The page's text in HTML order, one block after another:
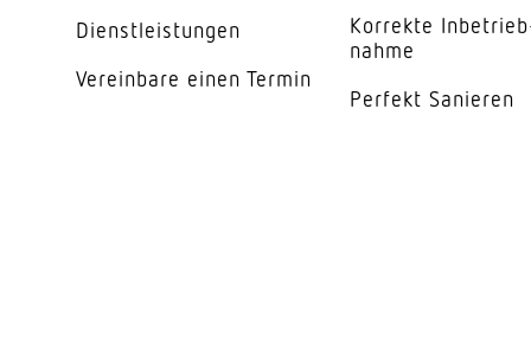
Elektronische
Mechanische
Dienst­leis­tungen
Vereinbare einen Termin
Korrekte
nahme
Perfekt Sanieren